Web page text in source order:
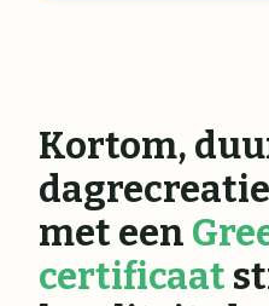
Kortom,
met een
certificaat